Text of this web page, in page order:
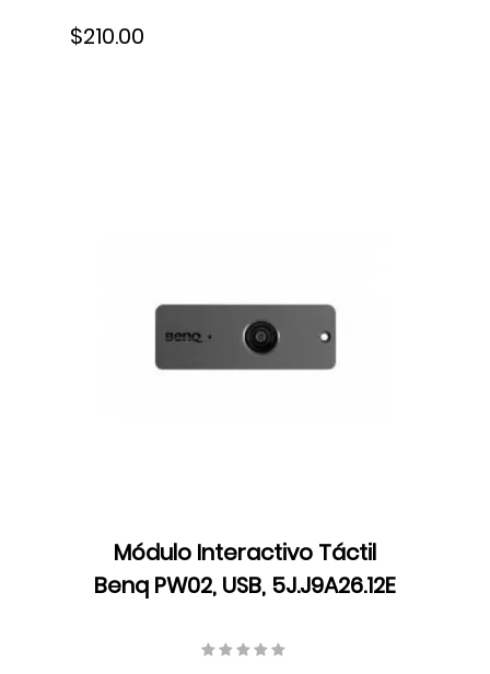
$210.00
Módulo Interactivo Táctil
Benq PW02, USB, 5J.J9A26.12E